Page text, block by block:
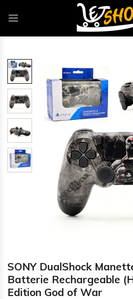
SONY DualShock
Batterie Rechargeable
Edition God of War